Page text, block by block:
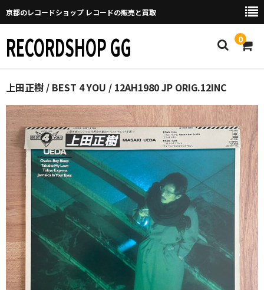
京都のレコードショップ レコードの販売と買取
RECORDSHOP GG 0
Home
マイページ
GGについて
買取について
取り置きなどについて
Categories
New Arrivals
新譜
GG RECORD （当店のレーベル）
上田正樹 / BEST 4 YOU / 12AH1980 JP ORIG.12INC